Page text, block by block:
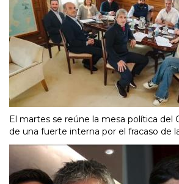
El martes se reúne la mesa política del
de una fuerte interna por el fracaso de